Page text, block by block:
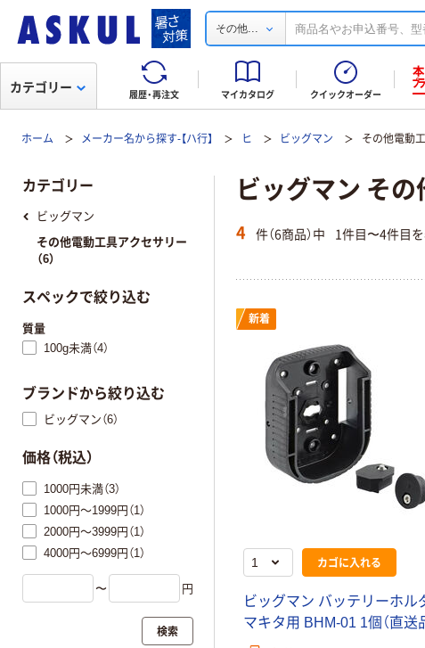
その他...
履歴・再注文 マイカタログ クイックオーダー
カテゴリー
ホーム メーカー名から探す-【ハ行】 ヒ ビッグマン その他電動
ビッグマン そ
4 件（6商品）中 1件目〜4件目
新着
カゴに入れる
ビッグマン バッテリーホル
マキタ用 BHM-01 1個（直送
カテゴリー
ビッグマン
その他電動工具アクセサリー
（6）
スペックで絞り込む
質量
100g未満（4）
ブランドから絞り込む
ビッグマン（6）
価格（税込）
1000円未満（3）
1000円～1999円（1）
2000円～3999円（1）
4000円～6999円（1）
〜 円
検索